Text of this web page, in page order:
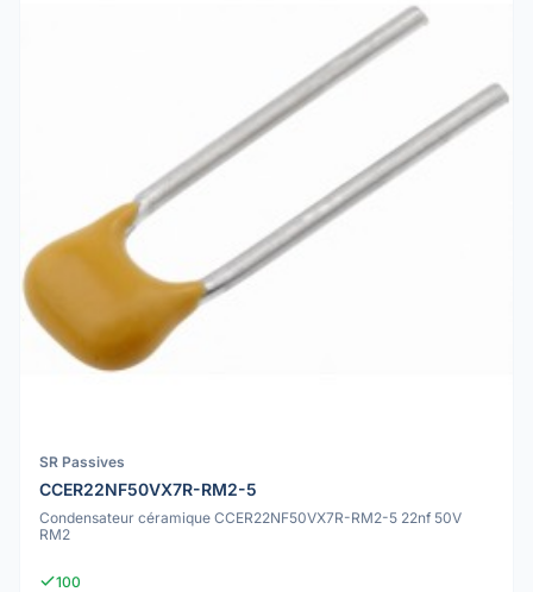
SR Passives
CCER22NF50VX7R-RM2-5
Condensateur céramique CCER22NF50VX7R-RM2-5 22nf 50V
RM2
100